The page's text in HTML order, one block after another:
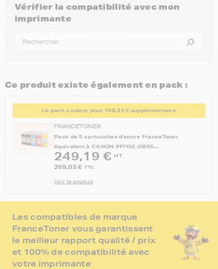
Les compatibles de marque
FranceToner vous garantissent
le meilleur rapport qualité / prix
et 100% de compatibilité avec
votre imprimante
Vérifier la compatibilité avec mon
imprimante
Ce produit existe également en pack :
Le pack couleur pour 198,33 € supplémentaire
FRANCETONER
Pack de 5 cartouches d'encre FranceToner
équivalent à CANON PFI102 (0895...
249,19 € HT
299,03 € TTC
Voir le produit